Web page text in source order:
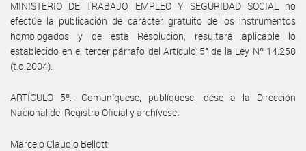
MINISTERIO DE TRABAJO, EMPLEO Y SEGURIDAD SOCIAL no
efectúe la publicación de carácter gratuito de los instrumentos
homologados y de esta Resolución, resultará aplicable lo
establecido en el tercer párrafo del Artículo 5° de la Ley Nº 14.250
(t.o.2004).
ARTÍCULO 5º.- Comuníquese, publíquese, dése a la Dirección
Nacional del Registro Oficial y archívese.
Marcelo Claudio Bellotti